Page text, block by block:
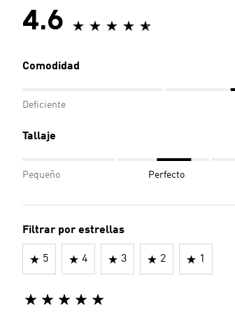
4.6
Comodidad
Deficiente
Tallaje
Pequeño Perfecto
Filtrar por estrellas
5 4 3 2 1